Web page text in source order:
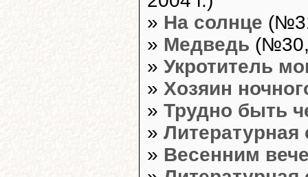
» На солнце
» Медведь (№30,
» Укротитель
» Хозяин
» Трудно быть
» Литературная
» Весенним